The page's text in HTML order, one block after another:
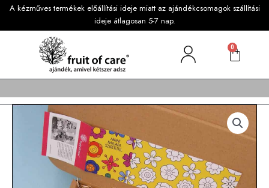
A kézműves termékek előállítási ideje miatt az ajándékcsomagok szállítási
ideje átlagosan 5-7 nap.
0